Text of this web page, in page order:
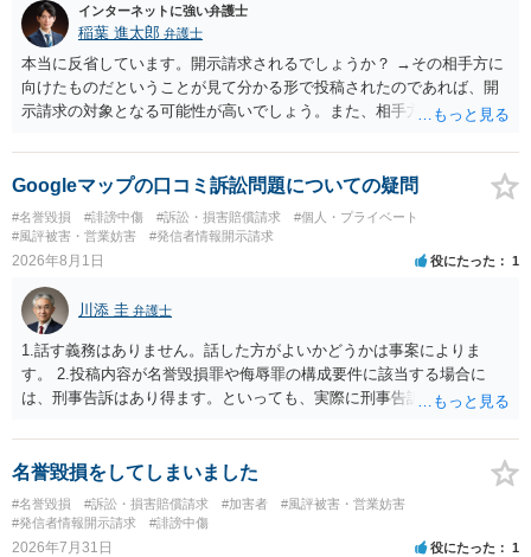
インターネットに強い弁護士
稲葉 進太郎 弁護士
本当に反省しています。開示請求されるでしょうか？ →その相手方に
向けたものだということが見て分かる形で投稿されたのであれば、開
示請求の対象となる可能性が高いでしょう。また、相手方の投稿した
と存じます。発信者情報開示請求が進むと、投稿に使った回線の契約
者のところに、意見照会がなされます。アカウント情報開示の場合
は、アカウントの登録メールに意見照会がなされます。 また、された
場合賠償金はいくらでしょうか。 →ケースバイケースであり、数万円
から１００万単位まで様々でしょう。裁判外であれば交渉して相手方
Googleマップの口コミ訴訟問題についての疑問
#名誉毀損 #誹謗中傷 #訴訟・損害賠償請求
#個人・プライベート
#風評被害・営業妨害
#発信者情報開示請求
2026年8月1日 役にたった 1
川添 圭 弁護士
1.話す義務はありません。話した方がよいかどうかは事案によりま
す。 2.投稿内容が名誉毀損罪や侮辱罪の構成要件に該当する場合に
は、刑事告訴はあり得ます。といっても、実際に刑事告訴に動くかど
です。Googleは電話番号の開示請求もできることが多いので、少しで
も特定可能になるよう、複数ルートで開示請求が行われることが多い
です。さらにいえば、利用者からの口コミ投稿の場合、開示請求者は
ある程度対象者を特定できている（ただし証拠による裏付けか必要な
ので発信者情報開示請求をする）というケースが比較的多いと思われ
名誉毀損をしてしまいました
#名誉毀損 #訴訟・損害賠償請求 #加害者
#風評被害・営業妨害
#発信者情報開示請求
#誹謗中傷
2026年7月31日 役にたった 1